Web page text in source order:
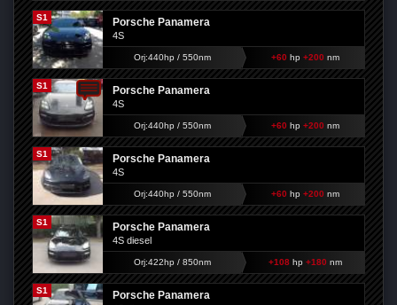
S1 Porsche Panamera
4S
Orj:440hp / 550nm +60 hp +200 nm
S1 Porsche Panamera
4S
Orj:440hp / 550nm +60 hp +200 nm
S1 Porsche Panamera
4S
Orj:440hp / 550nm +60 hp +200 nm
S1 Porsche Panamera
4S diesel
Orj:422hp / 850nm +108hp +180 nm
S1 Porsche Panamera